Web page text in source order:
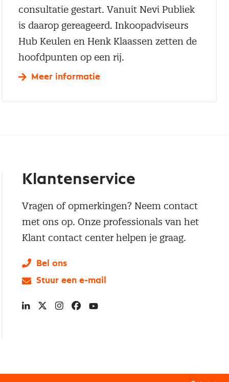
consultatie gestart. Vanuit Nevi Publiek
is daarop gereageerd. Inkoopadviseurs
Hub Keulen en Henk Klaassen zetten de
hoofdpunten op een rij.
Meer informatie
Klantenservice
Vragen of opmerkingen? Neem contact
met ons op. Onze professionals van het
Klant contact center helpen je graag.
Bel ons
Stuur een e-mail
LinkedIn
X Instagram
Facebook
YouTube